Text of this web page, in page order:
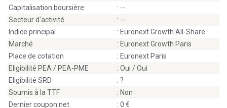
Capitalisation boursière:
: --
Secteur d'activité
: --
Indice principal
: Euronext Growth All-Share
Marché
: Euronext Growth Paris
Place de cotation
: Euronext Paris
Eligibilité PEA / PEA-PME
: Oui / Oui
Eligibilité SRD
: ?
Soumis à la TTF
: Non
Dernier coupon net
: 0